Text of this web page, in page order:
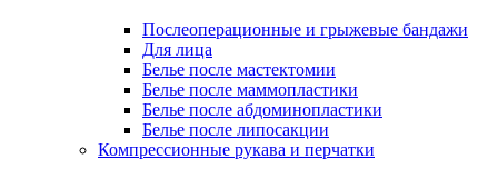
Послеоперационные и грыжевые бандажи
Для лица
Белье после мастектомии
Белье после маммопластики
Белье после абдоминопластики
Белье после липосакции
Компрессионные рукава и перчатки